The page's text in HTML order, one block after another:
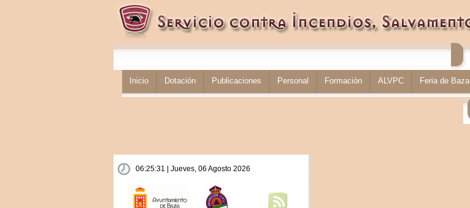
Inicio Dotación Publicaciones Personal Formación ALVPC Feria de Baza
06:25:31 | Jueves, 06 Agosto 2026